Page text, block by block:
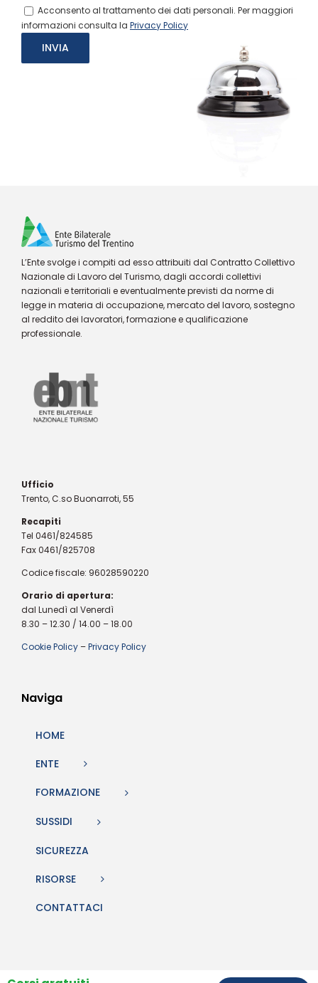
Acconsento al trattamento dei dati personali. Per maggiori
informazioni consulta la Privacy Policy
L’Ente svolge i compiti ad esso attribuiti dal Contratto Collettivo
Nazionale di Lavoro del Turismo, dagli accordi collettivi
nazionali e territoriali e eventualmente previsti da norme di
legge in materia di occupazione, mercato del lavoro, sostegno
al reddito dei lavoratori, formazione e qualificazione
professionale.
Ufficio
Trento, C.so Buonarroti, 55
Recapiti
Tel 0461/824585
Fax 0461/825708
Codice fiscale: 96028590220
Orario di apertura:
dal Lunedì al Venerdì
8.30 – 12.30 / 14.00 – 18.00
Cookie Policy –Privacy Policy
Naviga
HOME
ENTE
FORMAZIONE
SUSSIDI
SICUREZZA
RISORSE
CONTATTACI